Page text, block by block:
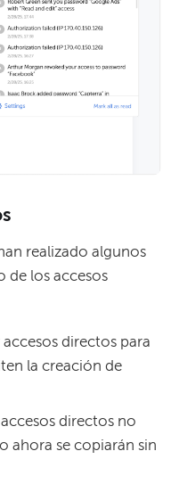
realizado algunos
de los accesos
directos para
la creación de
directos no
ahora se copiarán sin